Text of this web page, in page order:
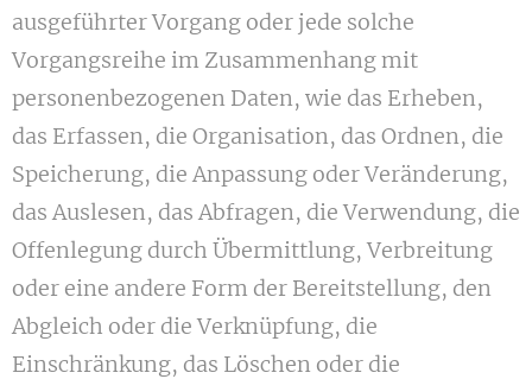
ausgeführter Vorgang oder jede solche
Vorgangsreihe im Zusammenhang mit
personenbezogenen Daten, wie das Erheben,
das Erfassen, die Organisation, das Ordnen, die
Speicherung, die Anpassung oder Veränderung,
das Auslesen, das Abfragen, die Verwendung, die
Offenlegung durch Übermittlung, Verbreitung
oder eine andere Form der Bereitstellung, den
Abgleich oder die Verknüpfung, die
Einschränkung, das Löschen oder die